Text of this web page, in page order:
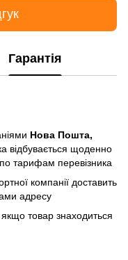
Гарантія
Нова Пошта,
відбувається щоденно
тарифам перевізника
компанії доставить
адресу
товар знаходиться